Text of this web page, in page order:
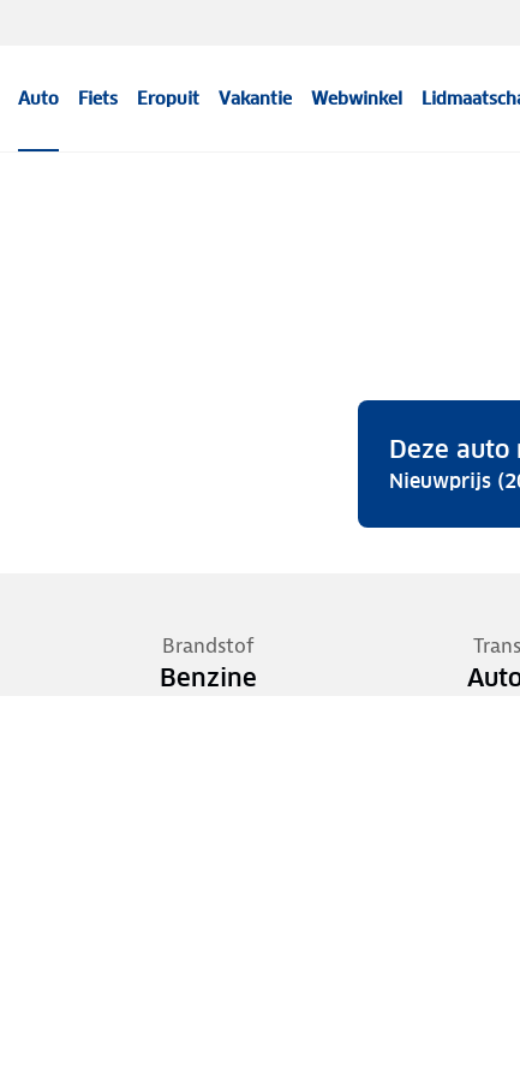
Auto Fiets Eropuit Vakantie Webwinkel
Deze auto
Nieuwprijs
Brandstof
Benzine